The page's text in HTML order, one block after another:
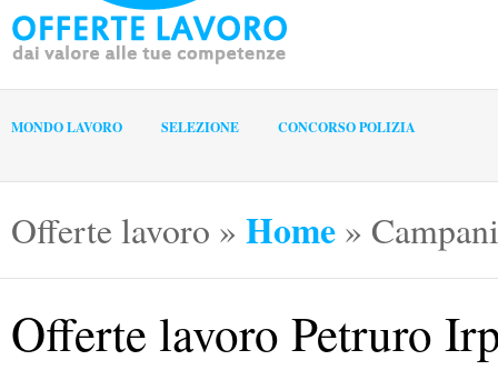
MONDO LAVORO SELEZIONE CONCORSO POLIZIA
Offerte lavoro » Home »
Offerte lavoro Petruro